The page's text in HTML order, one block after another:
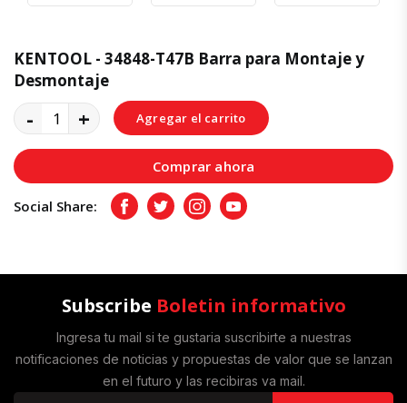
KENTOOL - 34848-T47B Barra para Montaje y
Desmontaje
- + Agregar el carrito
Comprar ahora
Social Share: FacebookTwitterInstagramYoutube
Subscribe Boletin informativo
Ingresa tu mail si te gustaria suscribirte a nuestras
notificaciones de noticias y propuestas de valor que se lanzan
en el futuro y las recibiras va mail.